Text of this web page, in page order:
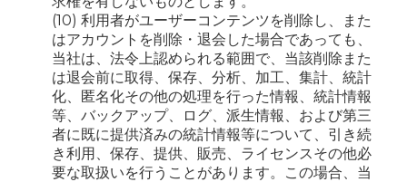
(10) 利用者がユーザーコンテンツを削除し、また
はアカウントを削除・退会した場合であっても、
当社は、法令上認められる範囲で、当該削除また
は退会前に取得、保存、分析、加工、集計、統計
化、匿名化その他の処理を行った情報、統計情報
等、バックアップ、ログ、派生情報、および第三
者に既に提供済みの統計情報等について、引き続
き利用、保存、提供、販売、ライセンスその他必
要な取扱いを行うことがあります。この場合、当